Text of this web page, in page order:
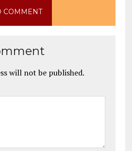
COMMENT
will not be published.